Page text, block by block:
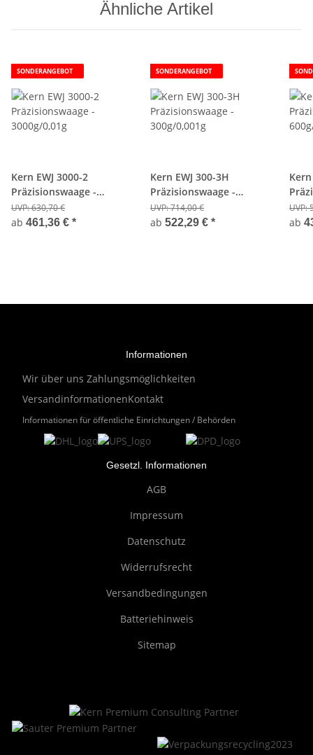
Ähnliche Artikel
SONDERANGEBOT
Kern EWJ 3000-2
Präzisionswaage -
3000g/0,01g
UVP:630,70 €
ab 461,36 € *
SONDERANGEBOT
Kern EWJ 300-3H
Präzisionswaage -
300g/0,001g
UVP:714,00 €
ab 522,29 € *
UVP:
ab
Informationen
Wir über uns Zahlungsmöglichkeiten
VersandinformationenKontakt
Informationen für öffentliche Einrichtungen / Behörden
Gesetzl. Informationen
AGB
Impressum
Datenschutz
Widerrufsrecht
Versandbedingungen
Batteriehinweis
Sitemap